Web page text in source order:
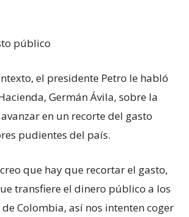
público
el presidente Petro le habló
Germán Ávila, sobre la
en un recorte del gasto
pudientes del país.
que hay que recortar el gasto,
transfiere el dinero público a los
Colombia, así nos intenten coger